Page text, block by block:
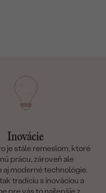
Inovácie
je stále remeslom, ktoré
prácu, zároveň ale
aj moderné technológie.
tradíciu s inováciou a